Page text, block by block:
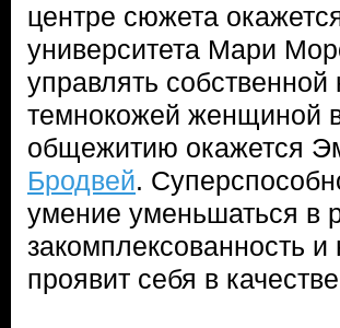
центре сюжета
университета Мари
управлять собственной
темнокожей женщиной
общежитию окажется
Бродвей.
умение уменьшаться в
закомплексованность
проявит себя в